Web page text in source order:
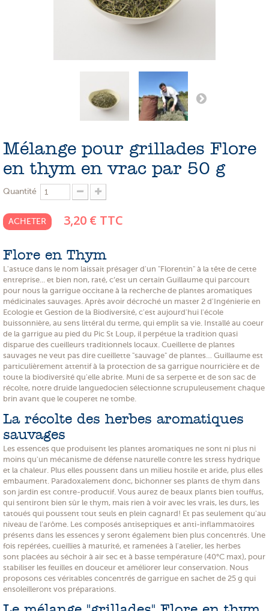
NOS CLIENTS ONT DU TALENT
SLOW E-SHOP
LE SHOWROOM
Mélange pour grillades Flore
en thym en vrac par 50 g
Quantité
ACHETER 3,20 € TTC
Flore en Thym
L'astuce dans le nom laissait présager d'un "Florentin" à la tête de cette
entreprise... et bien non, raté, c’est un certain Guillaume qui parcourt
pour nous la garrigue occitane à la recherche de plantes aromatiques
médicinales sauvages. Après avoir décroché un master 2 d'Ingénierie en
Ecologie et Gestion de la Biodiversité, c'est aujourd'hui l'école
buissonnière, au sens littéral du terme, qui emplit sa vie. Installé au coeur
de la garrigue au pied du Pic St Loup, il perpétue la tradition quasi
disparue des cueilleurs traditionnels locaux. Cueillette de plantes
sauvages ne veut pas dire cueillette "sauvage" de plantes… Guillaume est
particulièrement attentif à la protection de sa garrigue nourricière et de
toute la biodiversité qu'elle abrite. Muni de sa serpette et de son sac de
récolte, notre druide languedocien sélectionne scrupuleusement chaque
brin avant que le couperet ne tombe.
La récolte des herbes aromatiques
sauvages
Les essences que produisent les plantes aromatiques ne sont ni plus ni
moins qu'un mécanisme de défense naturelle contre les stress hydrique
et la chaleur. Plus elles poussent dans un milieu hostile et aride, plus elles
embaument. Paradoxalement donc, bichonner ses plants de thym dans
son jardin est contre-productif. Vous aurez de beaux plants bien touffus,
qui sentiront bien sûr le thym, mais rien à voir avec les vrais, les durs, les
tatoués qui poussent tout seuls en plein cagnard! Et pas seulement qu'au
niveau de l'arôme. Les composés antiseptiques et anti-inflammatoires
présents dans les essences y seront également bien plus concentrés. Une
fois repérées, cueillies à maturité, et ramenées à l'atelier, les herbes
sont placées au séchoir à air sec et à basse température (40°C max), pour
stabiliser les feuilles en douceur et améliorer leur conservation. Nous
proposons ces véritables concentrés de garrigue en sachet de 25 g qui
ensoleilleront vos préparations.